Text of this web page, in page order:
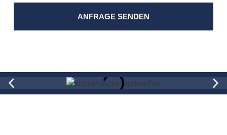
ANFRAGE SENDEN